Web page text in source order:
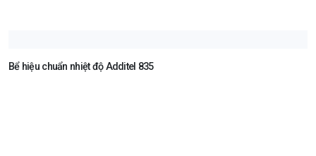
Bể hiệu chuẩn nhiệt độ Additel 835